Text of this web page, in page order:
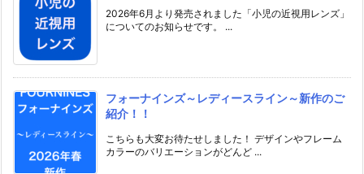
2026年6月より発売されました「小児の近視用レンズ」
についてのお知らせです。 ...
フォーナインズ～レディースライン～新作のご
紹介！！
こちらも大変お待たせしました！ デザインやフレーム
カラーのバリエーションがどんど ...